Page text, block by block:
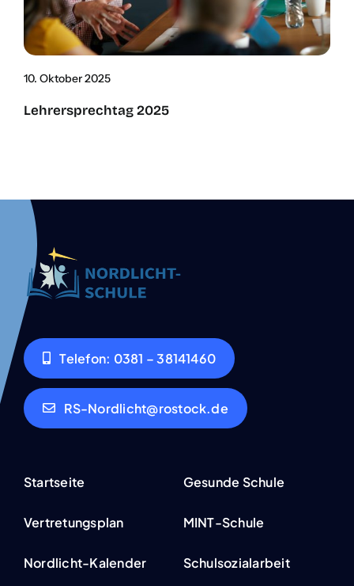
10. Okto­ber 2025
Leh­rer­sprech­tag 2025
Tele­fon: 0381 – 38141460
RS-Nordlicht@rostock.de
Start­sei­te
Ver­tre­tungs­plan
Nor­­d­­­licht-Kalen­­­der
Gesun­de Schu­le
MINT-Schu­­­le
Schul­so­zi­al­ar­beit